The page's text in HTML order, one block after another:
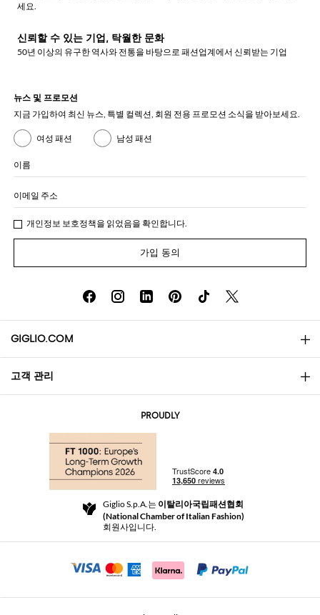
세요.
신뢰할 수 있는 기업, 탁월한 문화
50년 이상의 유구한 역사와 전통을 바탕으로 패션업계에서 신뢰받는 기업
뉴스 및 프로모션
지금 가입하여 최신 뉴스, 특별 컬렉션, 회원 전용 프로모션 소식을 받아보세요.
여성 패션 남성 패션
이름
이메일 주소
개인정보 보호정책을 읽었음을 확인합니다.
가입 동의
GIGLIO.COM
소개
Community Store
Beauty Seekers VIP Club
고객 관리
반품 및 환불
For a safe shopping experience
Security Communication
PROUDLY
Giglio S.p.A.는 이탈리아국립패션협회
(National Chamber of Italian Fashion)
회원사입니다.